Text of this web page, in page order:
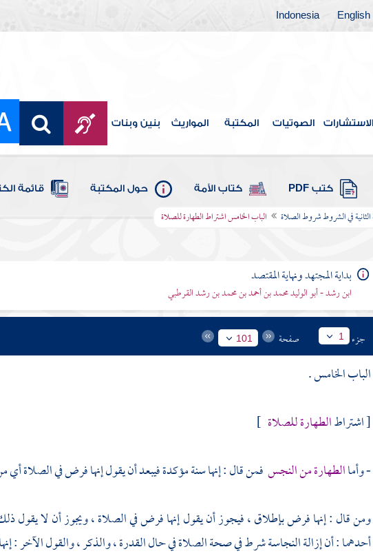
English
Indonesia
الاستشارات الصوتيات المكتبة المواريث بنين وبنات
كتب PDF كتاب الأمة حول المكتبة قائمة
الثانية في الشروط شروط الصلاة الباب الخامس اشتراط الطهارة للصلاة
بداية المجتهد ونهاية المقتصد
ابن رشد - أبو الوليد محمد بن أحمد بن محمد بن رشد القرطبي
جزء 1 صفحة 101
الباب الخامس .
[ اشتراطالطهارة للصلاة ]
- وأماالطهارة من النجسفمن قال : إنها سنة مؤكدة فيبعد أن يقول إنها فرض في الصلاة
ومن قال : إنها فرض بإطلاق ، فيجوز أن يقول إنها فرض في الصلاة ، ويجوز أن لا
أحدهما : أن إزالة النجاسة شرط في صحة الصلاة في حال القدرة ، والذكر ، والقول الآخر :